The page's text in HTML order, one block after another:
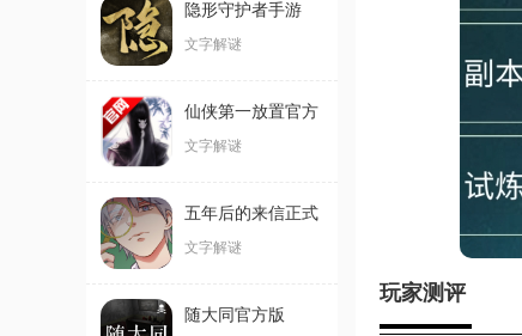
隐形守护者手游
文字解谜
仙侠第一放置官方
版
文字解谜
五年后的来信正式
版
文字解谜
随大同官方版
玩家测评